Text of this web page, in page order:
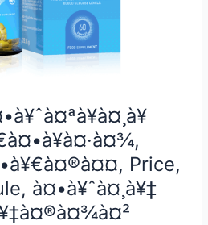
Price,
à¤•à¥ˆà¤¸à¥‡